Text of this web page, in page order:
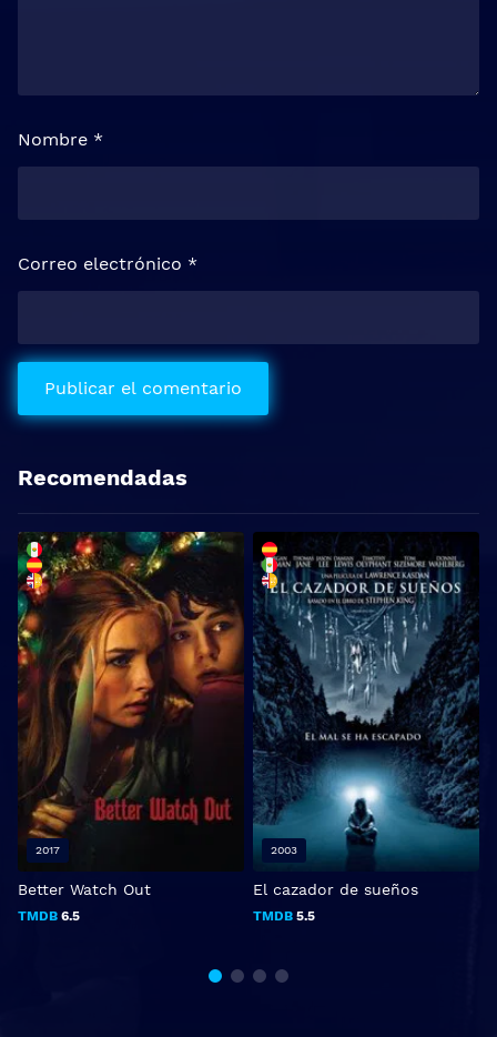
Nombre *
Correo electrónico *
Recomendadas
Better Watch Out
TMDB 6.5
2017
El cazador de sueños
TMDB 5.5
2003